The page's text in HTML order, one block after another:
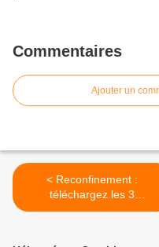
Commentaires
Ajouter un
< Reconfinement :
téléchargez les 3
attestations de